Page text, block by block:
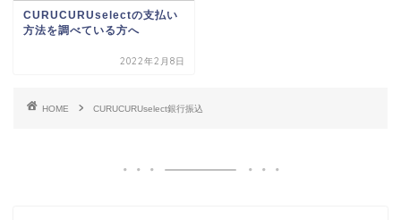
CURUCURUselectの支払い
方法を調べている方へ
2022年2月8日
HOME CURUCURUselect銀行振込